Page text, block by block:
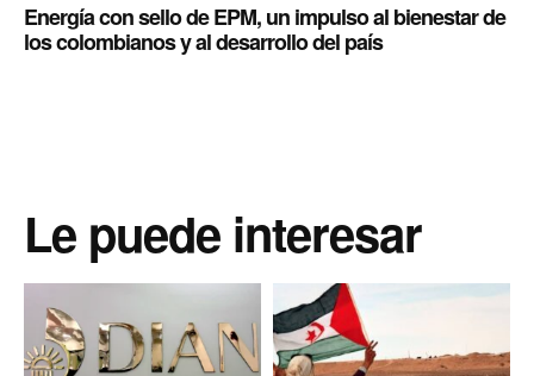
Energía con sello de EPM, un impulso al bienestar de
los colombianos y al desarrollo del país
Le puede interesar